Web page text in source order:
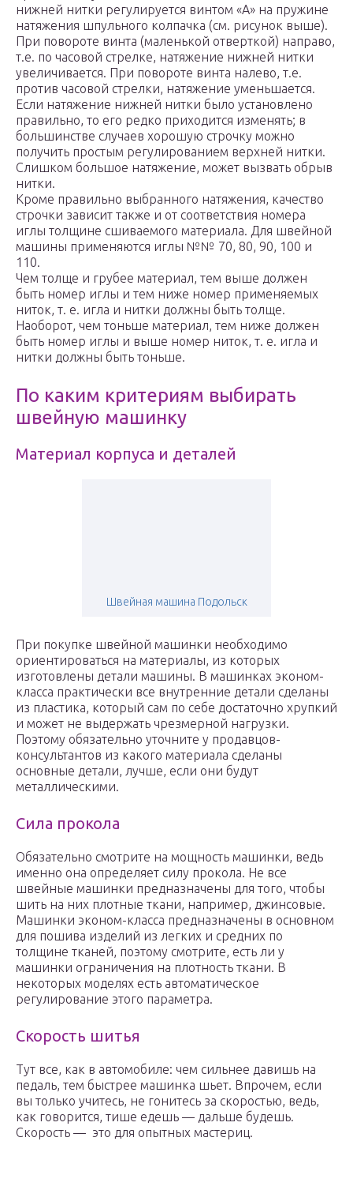
нижней нитки регулируется винтом «А» на пружине
натяжения шпульного колпачка (см. рисунок выше).
При повороте винта (маленькой отверткой) направо,
т.е. по часовой стрелке, натяжение нижней нитки
увеличивается. При повороте винта налево, т.е.
против часовой стрелки, натяжение уменьшается.
Если натяжение нижней нитки было установлено
правильно, то его редко приходится изменять; в
большинстве случаев хорошую строчку можно
получить простым регулированием верхней нитки.
Слишком большое натяжение, может вызвать обрыв
нитки.
Кроме правильно выбранного натяжения, качество
строчки зависит также и от соответствия номера
иглы толщине сшиваемого материала. Для швейной
машины применяются иглы №№ 70, 80, 90, 100 и
110.
Чем толще и грубее материал, тем выше должен
быть номер иглы и тем ниже номер применяемых
ниток, т. е. игла и нитки должны быть толще.
Наоборот, чем тоньше материал, тем ниже должен
быть номер иглы и выше номер ниток, т. е. игла и
нитки должны быть тоньше.
По каким критериям выбирать
швейную машинку
Материал корпуса и деталей
Швейная машина Подольск
При покупке швейной машинки необходимо
ориентироваться на материалы, из которых
изготовлены детали машины. В машинках эконом-
класса практически все внутренние детали сделаны
из пластика, который сам по себе достаточно хрупкий
и может не выдержать чрезмерной нагрузки.
Поэтому обязательно уточните у продавцов-
консультантов из какого материала сделаны
основные детали, лучше, если они будут
металлическими.
Сила прокола
Обязательно смотрите на мощность машинки, ведь
именно она определяет силу прокола. Не все
швейные машинки предназначены для того, чтобы
шить на них плотные ткани, например, джинсовые.
Машинки эконом-класса предназначены в основном
для пошива изделий из легких и средних по
толщине тканей, поэтому смотрите, есть ли у
машинки ограничения на плотность ткани. В
некоторых моделях есть автоматическое
регулирование этого параметра.
Скорость шитья
Тут все, как в автомобиле: чем сильнее давишь на
педаль, тем быстрее машинка шьет. Впрочем, если
вы только учитесь, не гонитесь за скоростью, ведь,
как говорится, тише едешь — дальше будешь.
Скорость — это для опытных мастериц.